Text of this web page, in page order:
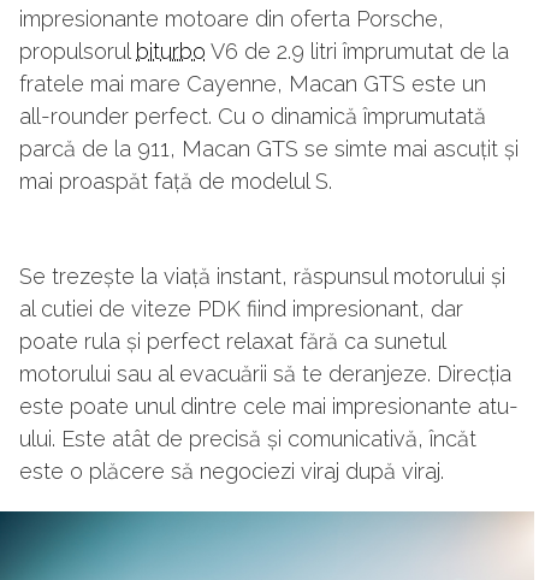
impresionante motoare din oferta Porsche,
propulsorul biturbo V6 de 2.9 litri împrumutat de la
fratele mai mare Cayenne, Macan GTS este un
all-rounder perfect. Cu o dinamică împrumutată
parcă de la 911, Macan GTS se simte mai ascuțit și
mai proaspăt față de modelul S.
Se trezește la viață instant, răspunsul motorului și
al cutiei de viteze PDK fiind impresionant, dar
poate rula și perfect relaxat fără ca sunetul
motorului sau al evacuării să te deranjeze. Direcția
este poate unul dintre cele mai impresionante atu-
ului. Este atât de precisă și comunicativă, încăt
este o plăcere să negociezi viraj după viraj.